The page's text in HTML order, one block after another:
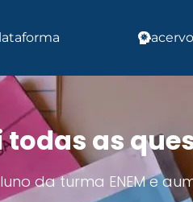
as
da turma ENEM e